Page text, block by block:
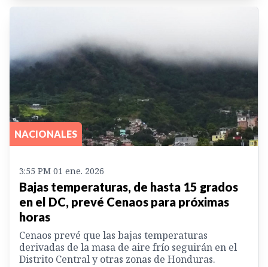
NACIONALES
3:55 PM 01 ene. 2026
Bajas temperaturas, de hasta 15 grados
en el DC, prevé Cenaos para próximas
horas
Cenaos prevé que las bajas temperaturas
derivadas de la masa de aire frío seguirán en el
Distrito Central y otras zonas de Honduras.